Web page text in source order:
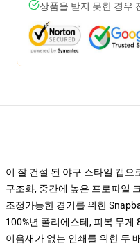
상품을 받지 못한 경우
이 잘 건설 된 야구 스타일 캡으
구조화, 중간에 높은 프로파일
조정가능한 경기를 위한
100%년 폴리에스테, 피복 무
이음새가 없는 인쇄를 위한 두